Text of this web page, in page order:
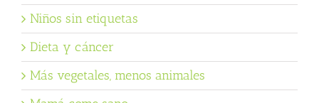
Niños sin etiquetas
Dieta y cáncer
Más vegetales, menos animales